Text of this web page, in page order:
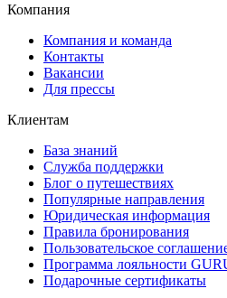
Компания
Компания и команда
Контакты
Вакансии
Для прессы
Клиентам
База знаний
Служба поддержки
Блог о путешествиях
Популярные направления
Юридическая информация
Правила бронирования
Пользовательское
Программа лояльности
Подарочные сертификаты